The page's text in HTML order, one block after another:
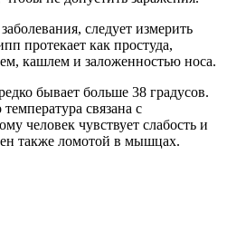
следует измерить
протекает как простуда,
кашлем и заложенностью носа.
бывает больше 38 градусов.
связана с
человек чувствует слабость и
также ломотой в мышцах.